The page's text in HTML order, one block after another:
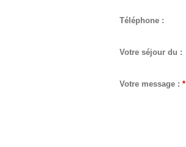
Téléphone :
Votre séjour du :
Votre message : *